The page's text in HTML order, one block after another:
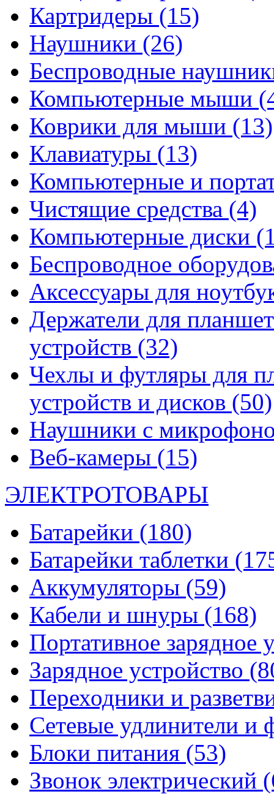
Картридеры (15)
Наушники (26)
Беспроводные
Компьютерные мыши
Коврики для мыши (13)
Клавиатуры (13)
Компьютерные и
Чистящие средства (4)
Компьютерные диски
Беспроводное
Аксессуары для
Держатели для
устройств (32)
Чехлы и футляры для
устройств и дисков (50)
Наушники с
Веб-камеры (15)
ЭЛЕКТРОТОВАРЫ
Батарейки (180)
Батарейки таблетки
Аккумуляторы (59)
Кабели и шнуры (168)
Портативное зарядное
Зарядное устройство
Переходники и
Сетевые удлинители и
Блоки питания (53)
Звонок электрический